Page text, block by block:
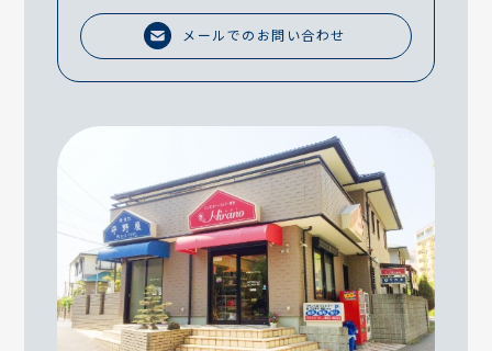
メールでのお問い合わせ